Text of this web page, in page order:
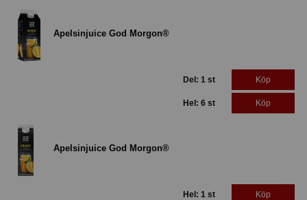
Apelsinjuice God Morgon®
Del: 1 st Köp
Hel: 6 st Köp
Apelsinjuice God Morgon®
Hel: 1 st Köp